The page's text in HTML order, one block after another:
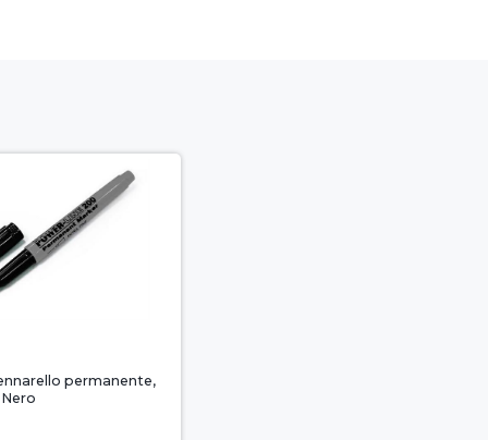
permanente,